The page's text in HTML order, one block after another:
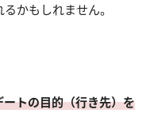
かもしれません。
ートの目的（行き先）を